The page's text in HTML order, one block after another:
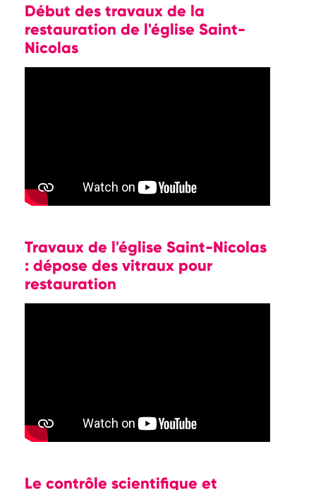
Début des travaux de la
restauration de l'église Saint-
Nicolas
Travaux de l'église Saint-Nicolas
: dépose des vitraux pour
restauration
Le contrôle scientifique et